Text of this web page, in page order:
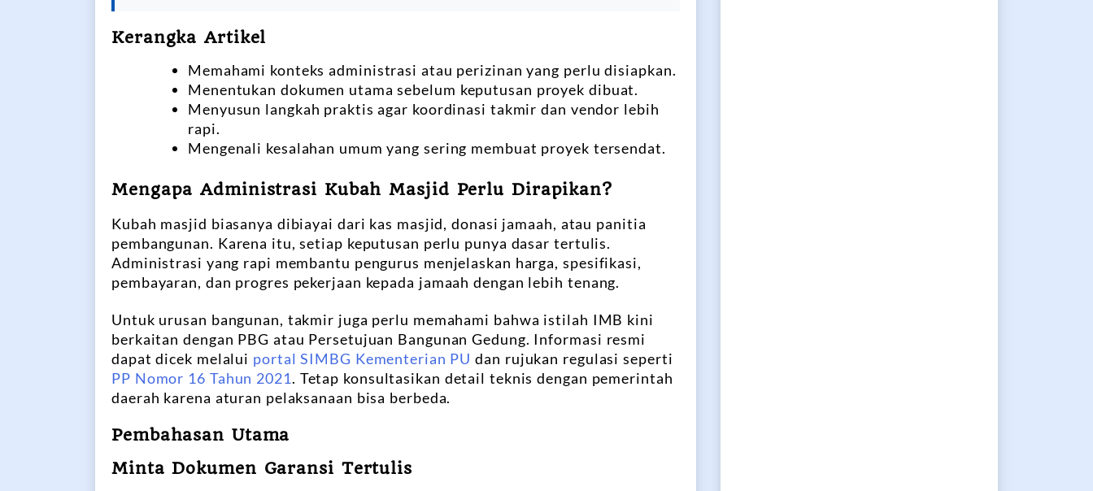
Kerangka Artikel
Memahami konteks administrasi atau perizinan yang perlu disiapkan.
Menentukan dokumen utama sebelum keputusan proyek dibuat.
Menyusun langkah praktis agar koordinasi takmir dan vendor lebih
rapi.
Mengenali kesalahan umum yang sering membuat proyek tersendat.
Mengapa Administrasi Kubah Masjid Perlu Dirapikan?
Kubah masjid biasanya dibiayai dari kas masjid, donasi jamaah, atau panitia
pembangunan. Karena itu, setiap keputusan perlu punya dasar tertulis.
Administrasi yang rapi membantu pengurus menjelaskan harga, spesifikasi,
pembayaran, dan progres pekerjaan kepada jamaah dengan lebih tenang.
Untuk urusan bangunan, takmir juga perlu memahami bahwa istilah IMB kini
berkaitan dengan PBG atau Persetujuan Bangunan Gedung. Informasi resmi
dapat dicek melalui portal SIMBG Kementerian PU dan rujukan regulasi seperti
PP Nomor 16 Tahun 2021. Tetap konsultasikan detail teknis dengan pemerintah
daerah karena aturan pelaksanaan bisa berbeda.
Pembahasan Utama
Minta Dokumen Garansi Tertulis